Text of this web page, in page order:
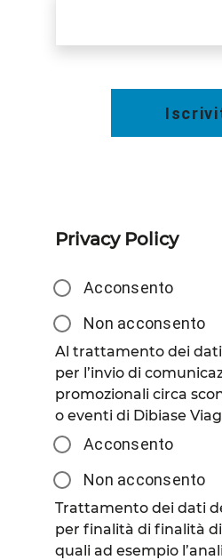
Privacy Policy
Acconsento
Non acconsento
Al trattamento dei dati
per l’invio di
promozionali circa
o eventi di Dibiase
Acconsento
Non acconsento
Trattamento dei dati
per finalità di finalità
quali ad esempio